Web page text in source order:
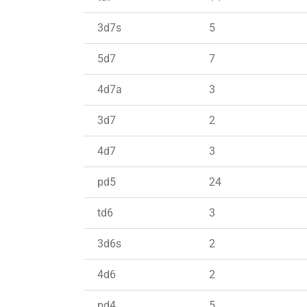
3d7s 5
5d7 7
4d7a 3
3d7 2
4d7 3
pd5 24
td6 3
3d6s 2
4d6 2